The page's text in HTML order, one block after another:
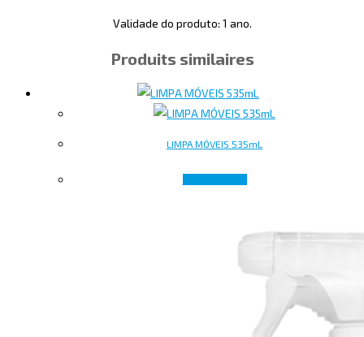
Validade do produto: 1 ano.
Produits similaires
LIMPA MÓVEIS 535mL